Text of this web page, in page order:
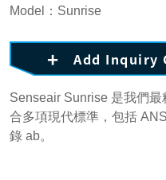
Senseair Sunrise 是我們
合多項現代標準，包括
錄 ab。
Model：Sunrise
Add Inquiry